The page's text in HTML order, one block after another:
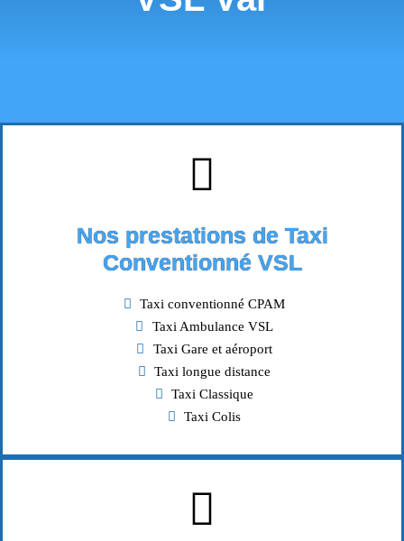
Nos prestations de Taxi
Conventionné VSL
Taxi conventionné CPAM
Taxi Ambulance VSL
Taxi Gare et aéroport
Taxi longue distance
Taxi Classique
Taxi Colis